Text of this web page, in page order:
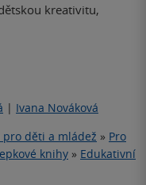
kreativitu,
| Ivana Nováková
děti a mládež » Pro
knihy » Edukativní